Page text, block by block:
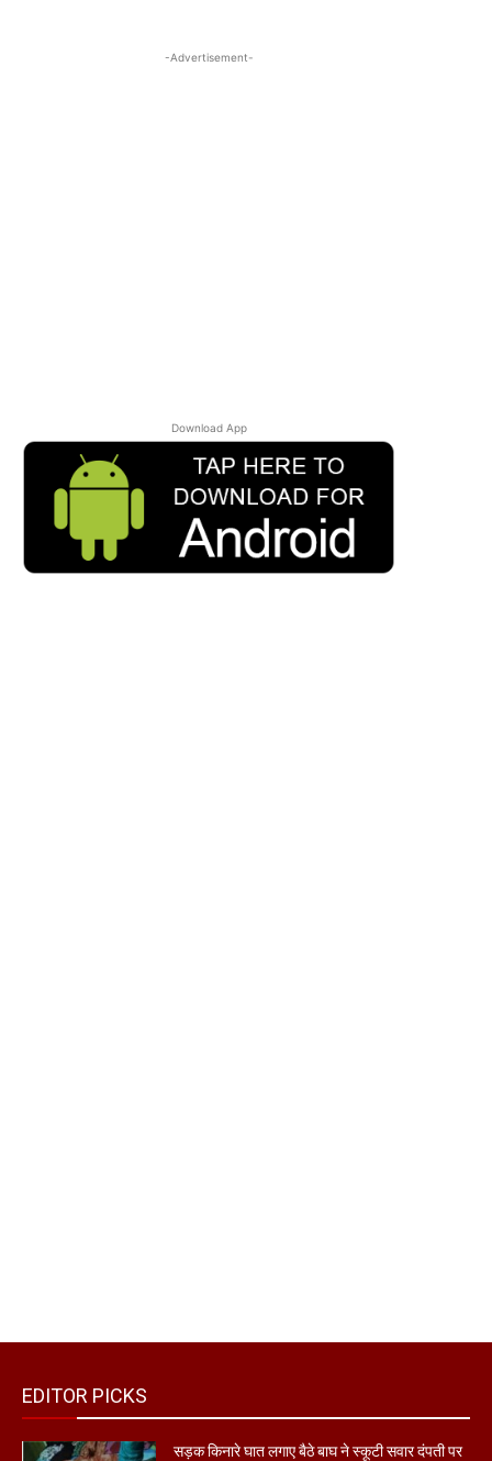
-Advertisement-
Download App
EDITOR PICKS
सड़क किनारे घात लगाए बैठे बाघ ने स्कूटी सवार दंपती पर